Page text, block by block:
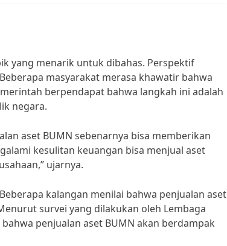
yang menarik untuk dibahas. Perspektif
masyarakat merasa khawatir bahwa
berpendapat bahwa langkah ini adalah
negara.
aset BUMN sebenarnya bisa memberikan
kesulitan keuangan bisa menjual aset
ujarnya.
kalangan menilai bahwa penjualan aset
survei yang dilakukan oleh Lembaga
penjualan aset BUMN akan berdampak